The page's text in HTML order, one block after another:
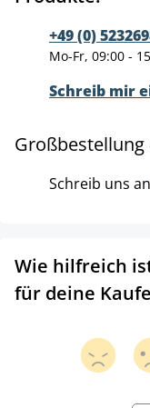
+49 (0)
Mo-Fr, 09:00 -
Schreib mir
Schreib uns an
Wie hilfreich
für deine